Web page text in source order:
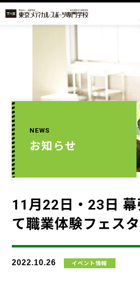
NEWS
お知らせ
11月22日・23日
て職業体験フェスタ
2022.10.26 イベント情報